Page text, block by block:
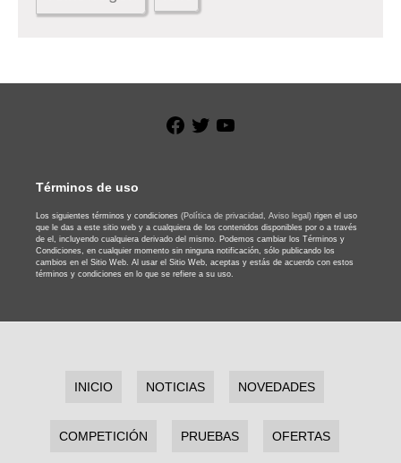
Facebook
Twitter
Términos de uso
Los siguientes términos y condiciones (Política de privacidad, Aviso legal) rigen el uso
que le das a este sitio web y a cualquiera de los contenidos disponibles por o a través
de el, incluyendo cualquiera derivado del mismo. Podemos cambiar los Términos y
Condiciones, en cualquier momento sin ninguna notificación, sólo publicando los
cambios en el Sitio Web. Al usar el Sitio Web, aceptas y estás de acuerdo con estos
términos y condiciones en lo que se refiere a su uso.
INICIO NOTICIAS NOVEDADES
COMPETICIÓN PRUEBAS OFERTAS